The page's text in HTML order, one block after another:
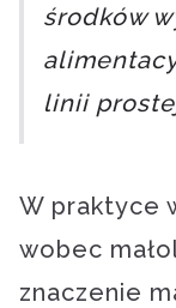
środków
linii
W praktyce
wobec
znaczenie